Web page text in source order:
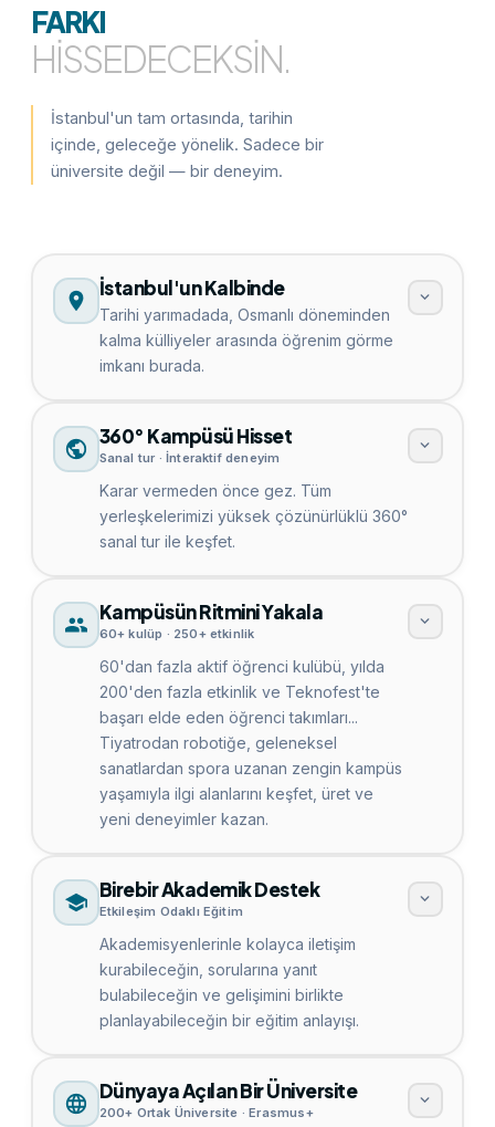
FARKI
HISSEDECEKSIN.
İstanbul'un tam ortasında, tarihin
içinde, geleceğe yönelik. Sadece bir
üniversite değil — bir deneyim.
İstanbul'un Kalbinde
Tarihi yarımadada, Osmanlı döneminden
kalma külliyeler arasında öğrenim görme
imkanı burada.
360° Kampüsü Hisset
Sanal tur · İnteraktif deneyim
Karar vermeden önce gez. Tüm
yerleşkelerimizi yüksek çözünürlüklü 360°
sanal tur ile keşfet.
Kampüsün Ritmini Yakala
60+ kulüp · 250+ etkinlik
60'dan fazla aktif öğrenci kulübü, yılda
200'den fazla etkinlik ve Teknofest'te
başarı elde eden öğrenci takımları...
Tiyatrodan robotiğe, geleneksel
sanatlardan spora uzanan zengin kampüs
yaşamıyla ilgi alanlarını keşfet, üret ve
yeni deneyimler kazan.
Birebir Akademik Destek
Etkileşim Odaklı Eğitim
Akademisyenlerinle kolayca iletişim
kurabileceğin, sorularına yanıt
bulabileceğin ve gelişimini birlikte
planlayabileceğin bir eğitim anlayışı.
Dünyaya Açılan Bir Üniversite
200+ Ortak Üniversite · Erasmus+